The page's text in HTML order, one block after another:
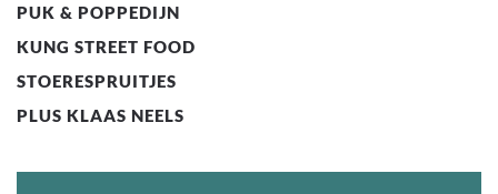
PUK & POPPEDIJN
KUNG STREET FOOD
STOERESPRUITJES
PLUS KLAAS NEELS